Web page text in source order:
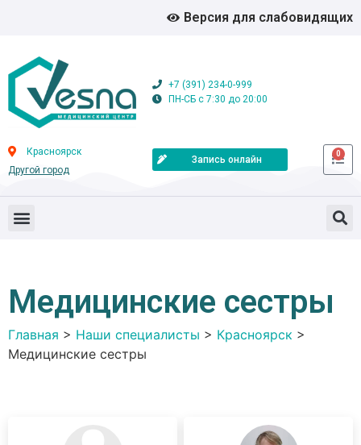
Версия для слабовидящих
+7 (391) 234-0-999
ПН-СБ с 7:30 до 20:00
Красноярск
Другой город
Запись онлайн
0
Медицинские сестры
Главная > Наши специалисты > Красноярск >
Медицинские сестры